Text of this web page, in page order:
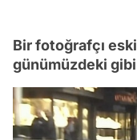
Bir fotoğrafçı
günümüzdeki